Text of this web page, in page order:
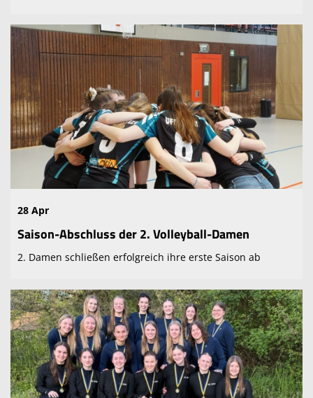
28 Apr
Saison-Abschluss der 2. Volleyball-Damen
2. Damen schließen erfolgreich ihre erste Saison ab